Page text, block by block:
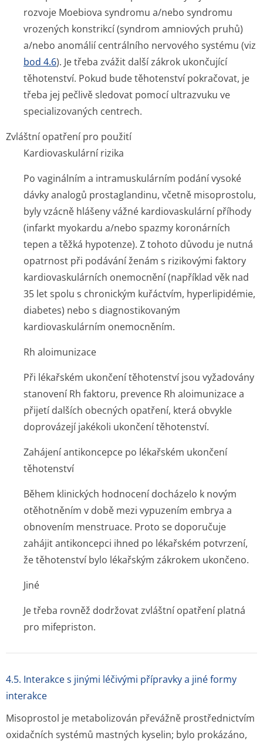
rozvoje Moebiova syndromu a/nebo syndromu
vrozených konstrikcí (syndrom amniových pruhů)
a/nebo anomálií centrálního nervového systému (viz
bod 4.6). Je třeba zvážit další zákrok ukončující
těhotenství. Pokud bude těhotenství pokračovat, je
třeba jej pečlivě sledovat pomocí ultrazvuku ve
specializovaných centrech.
Zvláštní opatření pro použití
Kardiovaskulární rizika
Po vaginálním a intramuskulárním podání vysoké
dávky analogů prostaglandinu, včetně misoprostolu,
byly vzácně hlášeny vážné kardiovaskulární příhody
(infarkt myokardu a/nebo spazmy koronárních
tepen a těžká hypotenze). Z tohoto důvodu je nutná
opatrnost při podávání ženám s rizikovými faktory
kardiovaskulárních onemocnění (například věk nad
35 let spolu s chronickým kuřáctvím, hyperlipidémie,
diabetes) nebo s diagnostikovaným
kardiovaskulárním onemocněním.
Rh aloimunizace
Při lékařském ukončení těhotenství jsou vyžadovány
stanovení Rh faktoru, prevence Rh aloimunizace a
přijetí dalších obecných opatření, která obvykle
doprovázejí jakékoli ukončení těhotenství.
Zahájení antikoncepce po lékařském ukončení
těhotenství
Během klinických hodnocení docházelo k novým
otěhotněním v době mezi vypuzením embrya a
obnovením menstruace. Proto se doporučuje
zahájit antikoncepci ihned po lékařském potvrzení,
že těhotenství bylo lékařským zákrokem ukončeno.
Jiné
Je třeba rovněž dodržovat zvláštní opatření platná
pro mifepriston.
4.5. Interakce s jinými léčivými přípravky a jiné formy
interakce
Misoprostol je metabolizován převážně prostřednictvím
oxidačních systémů mastných kyselin; bylo prokázáno,